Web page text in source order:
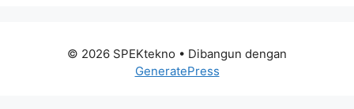
© 2026 SPEKtekno • Dibangun dengan
GeneratePress